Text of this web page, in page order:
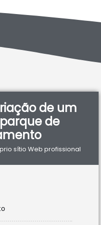
de um
de
sítio Web profissional